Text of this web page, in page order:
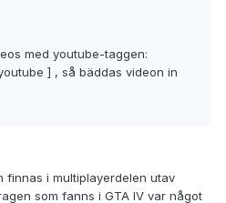
med youtube-taggen:
] , så bäddas videon in
finnas i multiplayerdelen utav
som fanns i GTA IV var något